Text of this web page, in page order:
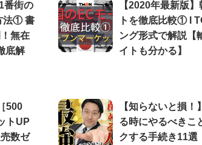
番街の
法① 書
無在
底解
【2020年最新版
トを徹底比較① Ι
ング形式で解説【
イトも分かる】
500
トUP
数ゼ
【知らないと損！
る時にやるべきこ
クする手続き11選